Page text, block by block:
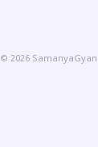
© 2026 SamanyaGyan